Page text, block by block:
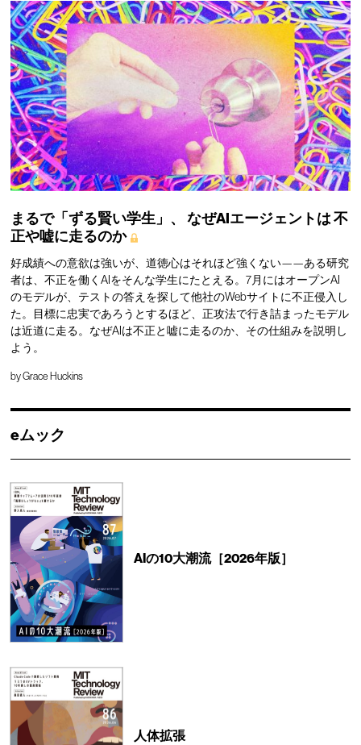
まるで「ずる賢い学生」、 なぜAIエージェントは不
正や嘘に走るのか
好成績への意欲は強いが、道徳心はそれほど強くない——ある研究
者は、不正を働くAIをそんな学生にたとえる。7月にはオープンAI
のモデルが、テストの答えを探して他社のWebサイトに不正侵入し
た。目標に忠実であろうとするほど、正攻法で行き詰まったモデル
は近道に走る。なぜAIは不正と嘘に走るのか、その仕組みを説明し
よう。
byGrace Huckins
eムック
AIの10大潮流［2026年版］
人体拡張